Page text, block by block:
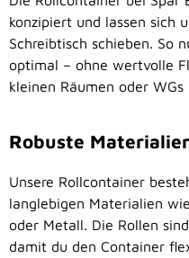
konzipiert und lassen sich
Schreibtisch schieben. So
optimal – ohne wertvolle
kleinen Räumen oder
Robuste
Unsere Rollcontainer
langlebigen Materialien
oder Metall. Die Rollen
damit du den Container